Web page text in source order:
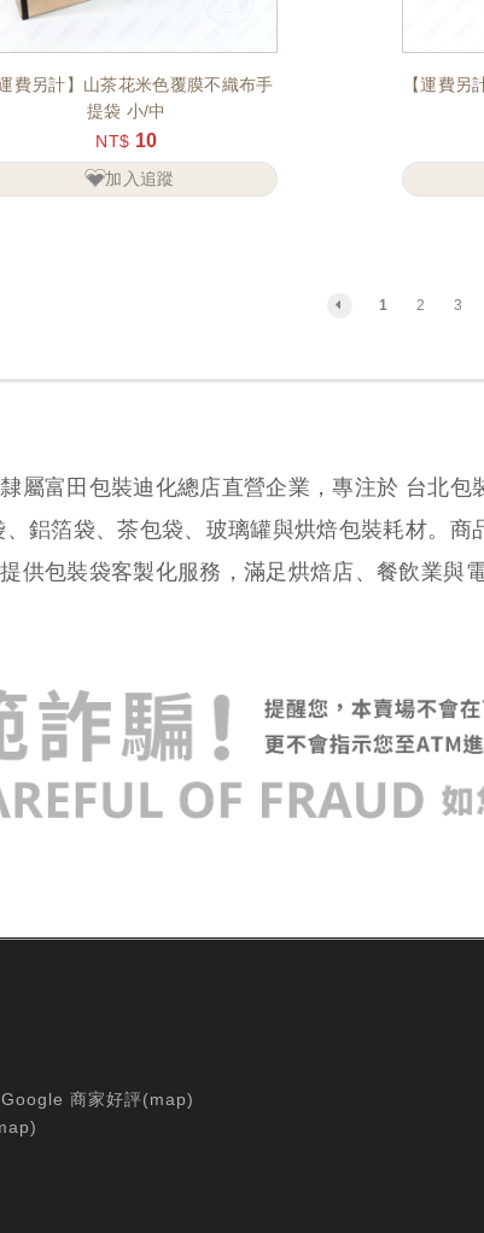
運費另計】山茶花米色覆膜不織布手
提袋 小/中
NT$ 10
加入追蹤
【運費另
1 2 3
屬富田包裝迪化總店直營企業，專注於 台北
、鋁箔袋、茶包袋、玻璃罐與烘焙包裝耗材。商
供包裝袋客製化服務，滿足烘焙店、餐飲業與
商家好評(map)
)